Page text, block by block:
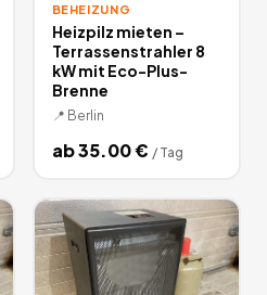
BEHEIZUNG
Heizpilz mieten –
Terrassenstrahler 8
kW mit Eco-Plus-
Brenne
📍 Berlin
ab35.00€ / Tag